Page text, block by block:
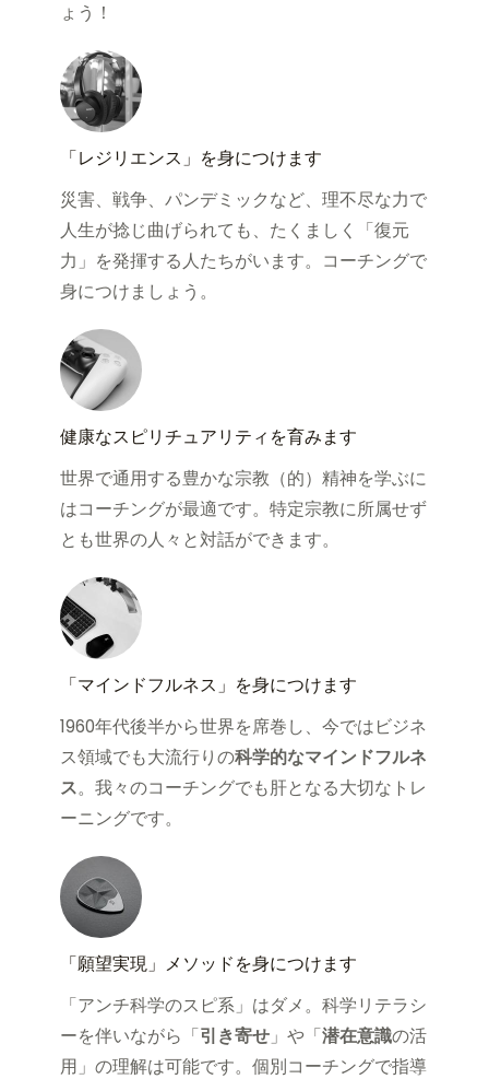
ょう！
「レジリエンス」を身につけます
災害、戦争、パンデミックなど、理不尽な力で
人生が捻じ曲げられても、たくましく「復元
力」を発揮する人たちがいます。コーチングで
身につけましょう。
健康なスピリチュアリティを育みます
世界で通用する豊かな宗教（的）精神を学ぶに
はコーチングが最適です。特定宗教に所属せず
とも世界の人々と対話ができます。
「マインドフルネス」を身につけます
1960年代後半から世界を席巻し、今ではビジネ
ス領域でも大流行りの科学的なマインドフルネ
ス。我々のコーチングでも肝となる大切なトレ
ーニングです。
「願望実現」メソッドを身につけます
「アンチ科学のスピ系」はダメ。科学リテラシ
ーを伴いながら「引き寄せ 」や「潜在意識の活
用」の理解は可能です。個別コーチングで指導